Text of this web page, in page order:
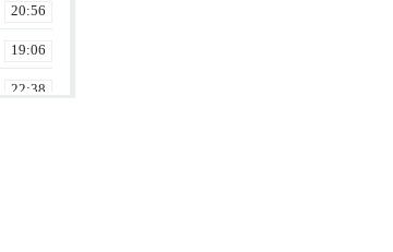
20:56
19:06
22:38